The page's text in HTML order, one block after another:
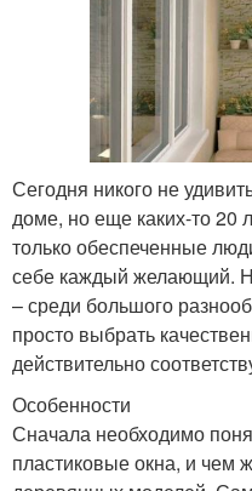
Сегодня никого не
доме, но еще каких-то 20
только обеспеченные
себе каждый желающий.
– среди большого
просто выбрать
действительно
Особенности
Сначала необходимо
пластиковые окна, и чем